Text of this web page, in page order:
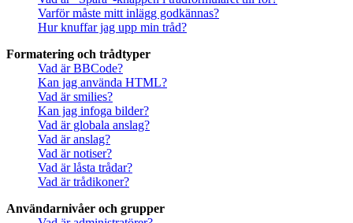
Varför måste mitt inlägg godkännas?
Hur knuffar jag upp min tråd?
Formatering och trådtyper
Vad är BBCode?
Kan jag använda HTML?
Vad är smilies?
Kan jag infoga bilder?
Vad är globala anslag?
Vad är anslag?
Vad är notiser?
Vad är låsta trådar?
Vad är trådikoner?
Användarnivåer och grupper